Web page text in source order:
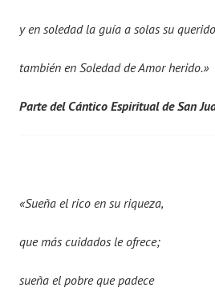
y en soledad la guía a solas su
también en Soledad de Amor herido.»
Parte del Cántico Espiritual de San
«Sueña el rico en su riqueza,
que más cuidados le ofrece;
sueña el pobre que padece